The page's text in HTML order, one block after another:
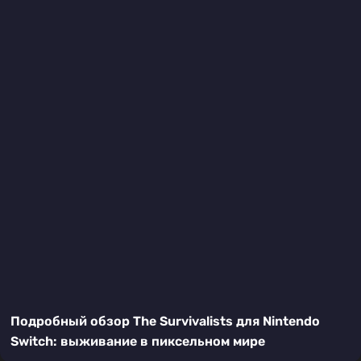
Подробный обзор The Survivalists для Nintendo
Switch: выживание в пиксельном мире